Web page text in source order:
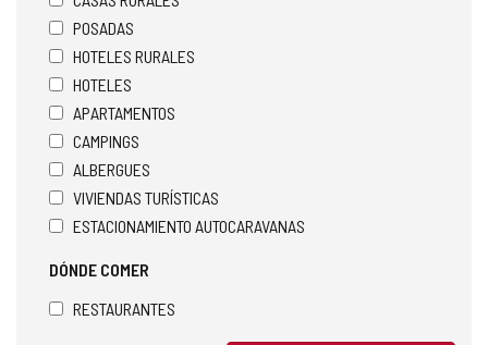
l
POSADAS
HOTELES RURALES
HOTELES
APARTAMENTOS
CAMPINGS
ALBERGUES
VIVIENDAS TURÍSTICAS
ESTACIONAMIENTO AUTOCARAVANAS
DÓNDE COMER
RESTAURANTES